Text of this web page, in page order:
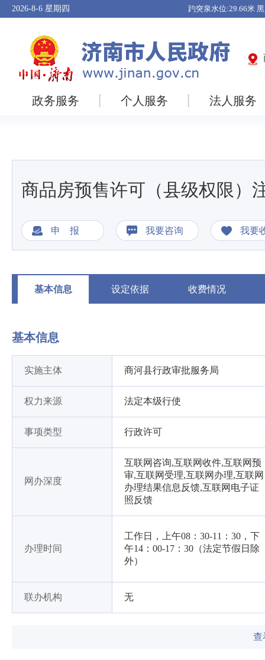
2026-8-6 星期四
政务服务 个人服务 法人服务
商品房预售许可（县级权限）
申 报 我要咨询 我要
基本信息 设定依据 收费情况
基本信息
实施主体 商河县行政审批服务局
权力来源 法定本级行使
事项类型 行政许可
网办深度
互联网咨询,互联网收件,互联网预
审,互联网受理,互联网办理,互联网
办理结果信息反馈,互联网电子证
照反馈
办理时间
工作日，上午08：30-11：30，下
午14：00-17：30（法定节假日除
外）
联办机构 无
查